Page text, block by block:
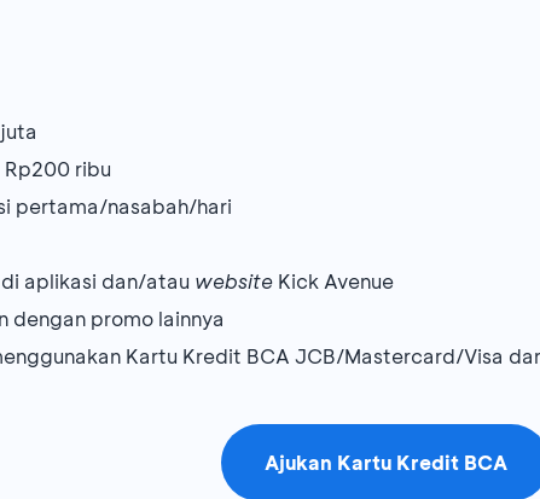
Rp200 ribu
pertama/nasabah/hari
aplikasi dan/atau website Kick Avenue
dengan promo lainnya
Kartu Kredit BCA JCB/Mastercard/Visa
Ajukan Kartu Kredit BCA